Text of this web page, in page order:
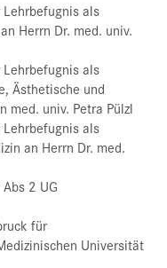
als
Herrn Dr. med. univ.
als
Ästhetische und
med. univ. Petra Pülzl
als
an Herrn Dr. med.
2 UG
für
Universität